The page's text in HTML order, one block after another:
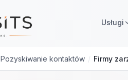
Usługi
Pozyskiwanie kontaktów / Firmy